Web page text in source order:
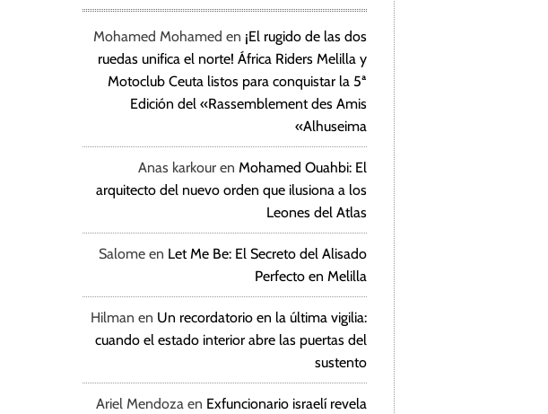
Mohamed Mohamed en ¡El rugido de las dos
ruedas unifica el norte! África Riders Melilla y
Motoclub Ceuta listos para conquistar la 5ª
Edición del «Rassemblement des Amis
Alhuseima»
Anas karkour en Mohamed Ouahbi: El
arquitecto del nuevo orden que ilusiona a los
Leones del Atlas
Salome en Let Me Be: El Secreto del Alisado
Perfecto en Melilla
Hilman en Un recordatorio en la última vigilia:
cuando el estado interior abre las puertas del
sustento
Ariel Mendoza en Exfuncionario israelí revela